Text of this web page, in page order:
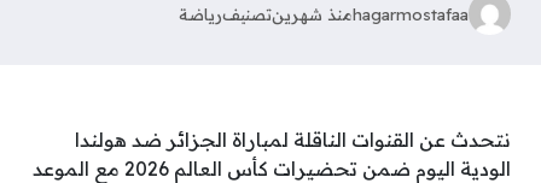
hagarmostafaaمنذ شهرينتصنيفرياضة
نتحدث عن القنوات الناقلة لمباراة الجزائر ضد هولندا
الودية اليوم ضمن تحضيرات كأس العالم 2026 مع الموعد